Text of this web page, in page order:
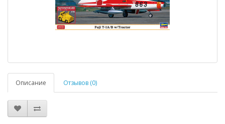
Описание Отзывов (0)